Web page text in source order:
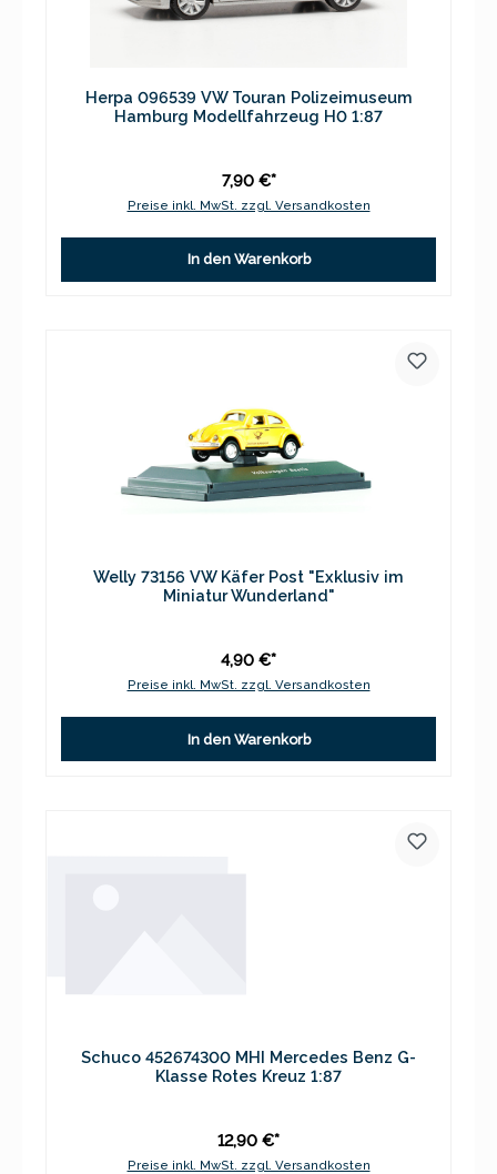
Herpa 096539 VW Touran Polizeimuseum
Hamburg Modellfahrzeug H0 1:87
7,90 €*
Preise inkl. MwSt. zzgl. Versandkosten
In den Warenkorb
Welly 73156 VW Käfer Post "Exklusiv im
Miniatur Wunderland"
4,90 €*
Preise inkl. MwSt. zzgl. Versandkosten
In den Warenkorb
Schuco 452674300 MHI Mercedes Benz G-
Klasse Rotes Kreuz 1:87
12,90 €*
Preise inkl. MwSt. zzgl. Versandkosten